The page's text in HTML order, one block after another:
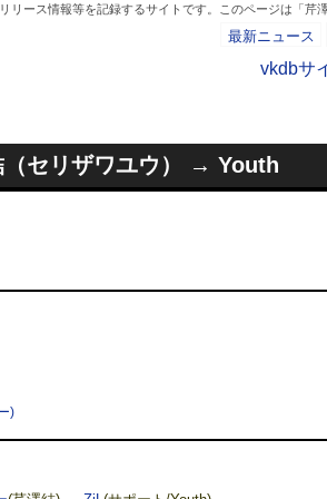
ース情報等を記録するサイトです。このページは「芹
最新ニュース
vkdbサ
セリザワユウ） → Youth
)